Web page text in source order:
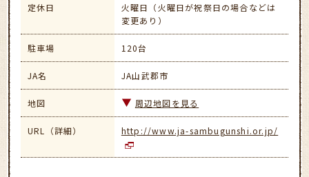
定休日
火曜日（火曜日が祝祭日の場合などは
変更あり）
駐車場 120台
JA名 JA山武郡市
地図 周辺地図を見る
URL（詳細） http://www.ja-sambugunshi.or.jp/